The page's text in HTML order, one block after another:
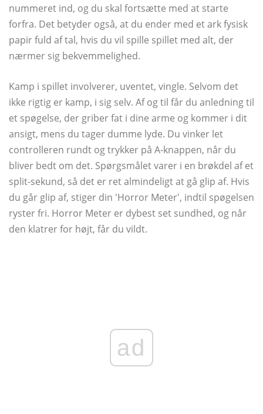
nummeret ind, og du skal fortsætte med at starte
forfra. Det betyder også, at du ender med et ark fysisk
papir fuld af tal, hvis du vil spille spillet med alt, der
nærmer sig bekvemmelighed.
Kamp i spillet involverer, uventet, vingle. Selvom det
ikke rigtig er kamp, ​​i sig selv. Af og til får du anledning til
et spøgelse, der griber fat i dine arme og kommer i dit
ansigt, mens du tager dumme lyde. Du vinker let
controlleren rundt og trykker på A-knappen, når du
bliver bedt om det. Spørgsmålet varer i en brøkdel af et
split-sekund, så det er ret almindeligt at gå glip af. Hvis
du går glip af, stiger din 'Horror Meter', indtil spøgelsen
ryster fri. Horror Meter er dybest set sundhed, og når
den klatrer for højt, får du vildt.
ad